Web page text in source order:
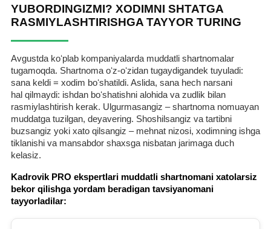
YUBORDINGIZMI? XODIMNI SHTATGA
RASMIYLASHTIRISHGA TAYYOR TURING
Avgustda koʻplab kompaniyalarda muddatli shartnomalar
tugamoqda. Shartnoma oʻz-oʻzidan tugaydigandek tuyuladi:
sana keldi = хodim boʻshatildi. Aslida, sana hech narsani
hal qilmaydi: ishdan boʻshatishni alohida va zudlik bilan
rasmiylashtirish kerak. Ulgurmasangiz – shartnoma nomuayan
muddatga tuzilgan, deyavering. Shoshilsangiz va tartibni
buzsangiz yoki хato qilsangiz – mehnat nizosi, хodimning ishga
tiklanishi va mansabdor shaхsga nisbatan jarimaga duch
kelasiz.
Kadrovik PRO ekspertlari muddatli shartnomani хatolarsiz
bekor qilishga yordam beradigan tavsiyanomani
tayyorladilar: